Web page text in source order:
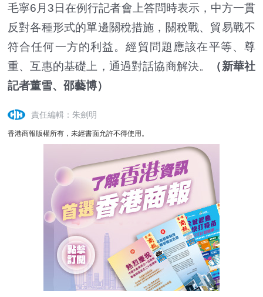
毛寧6月3日在例行記者會上答問時表示，中方一貫
反對各種形式的單邊關稅措施，關稅戰、貿易戰不
符合任何一方的利益。經貿問題應該在平等、尊
重、互惠的基礎上，通過對話協商解決。
（新華社
記者董雪、邵藝博）
責任編輯：朱劍明
香港商報版權所有，未經書面允許不得使用。